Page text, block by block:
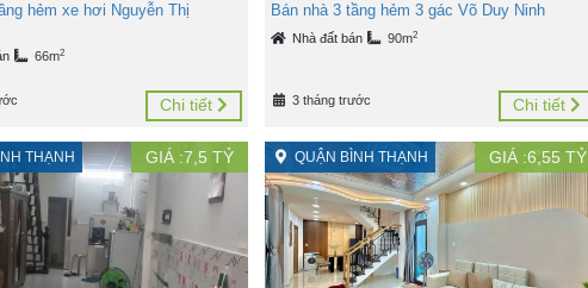
hẻm xe hơi Nguyễn Thị
66m2
Chi tiết
Bán nhà 3 tầng hẻm 3 gác Võ Duy Ninh
Nhà đất bán 90m2
3 tháng trước Chi tiết
THẠNH GIÁ :7,5 TỶ QUẬN BÌNH THẠNH GIÁ :6,55TỶ